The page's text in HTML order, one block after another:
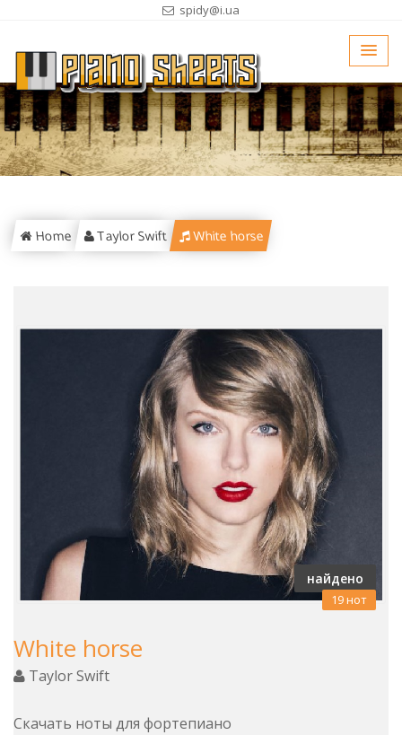
spidy@i.ua
Home Taylor Swift White horse
найдено
19 нот
White horse
Taylor Swift
Скачать ноты для фортепиано